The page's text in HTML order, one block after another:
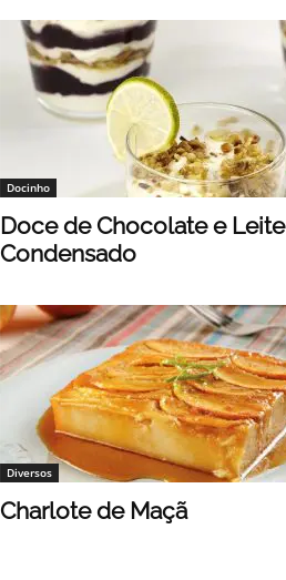
Docinho
Doce de Chocolate e Leite
Condensado
Diversos
Charlote de Maçã